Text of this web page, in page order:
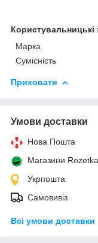
Користувальницькі
Марка
Сумісність
Приховати
Умови доставки
Нова Пошта
Магазини Rozetka
Укрпошта
Самовивіз
Всі умови доставки